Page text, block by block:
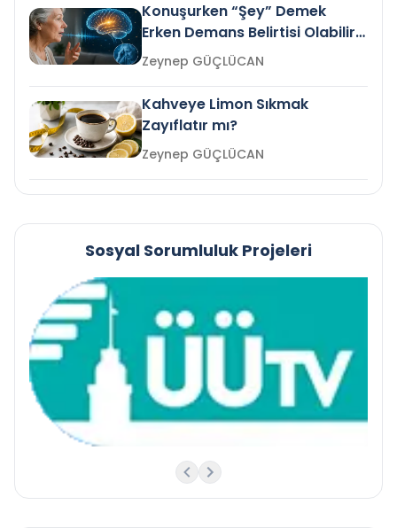
Konuşurken “Şey” Demek
Erken Demans Belirtisi Olabilir
mi?
Zeynep GÜÇLÜCAN
Kahveye Limon Sıkmak
Zayıflatır mı?
Zeynep GÜÇLÜCAN
Sosyal Sorumluluk Projeleri